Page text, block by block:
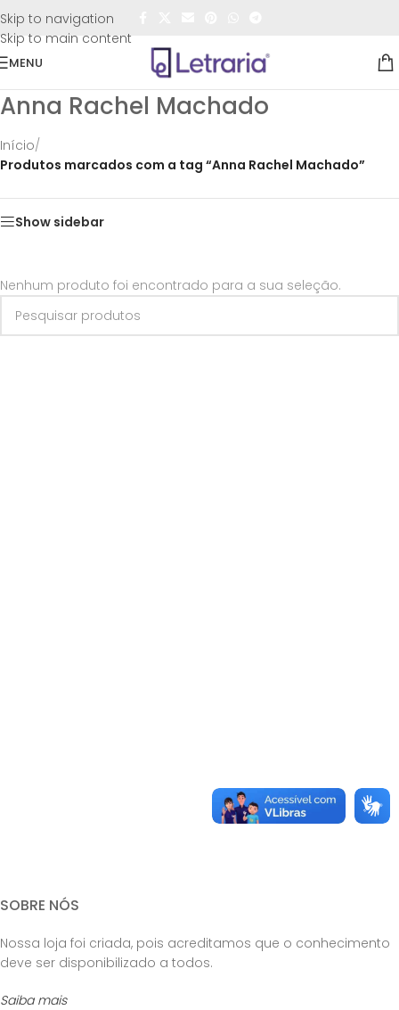
Skip to navigation
Skip to main content
FRETE GRÁTIS
MENU
Anna Rachel Machado
Início/
Produtos marcados com a tag “Anna Rachel Machado”
Show sidebar
Nenhum produto foi encontrado para a sua seleção.
SOBRE NÓS
Nossa loja foi criada, pois acreditamos que o conhecimento
deve ser disponibilizado a todos.
Saiba mais